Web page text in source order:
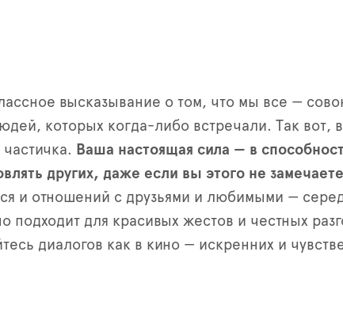
высказывание о том, что мы все —
которых когда-либо встречали. Так вот,
Ваша настоящая сила — в
других, даже если вы этого не
и отношений с друзьями и любимыми —
подходит для красивых жестов и честных
диалогов как в кино — искренних и